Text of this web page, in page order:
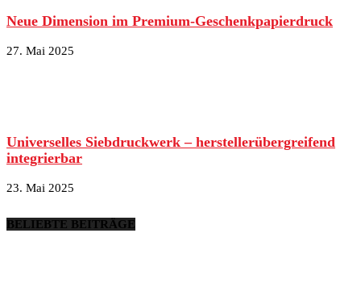
Neue Dimension im Premium-Geschenkpapierdruck
27. Mai 2025
Universelles Siebdruckwerk – herstellerübergreifend
integrierbar
23. Mai 2025
BELIEBTE BEITRÄGE